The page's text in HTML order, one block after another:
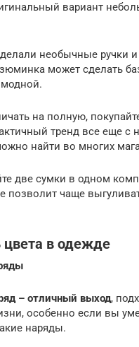
вариант
необычные ручки
может сделать
модной.
на полную,
тренд все еще с
найти во многих
две сумки в одном
позволит чаще
цвета в одежде
– отличный выход,
особенно если вы
наряды.